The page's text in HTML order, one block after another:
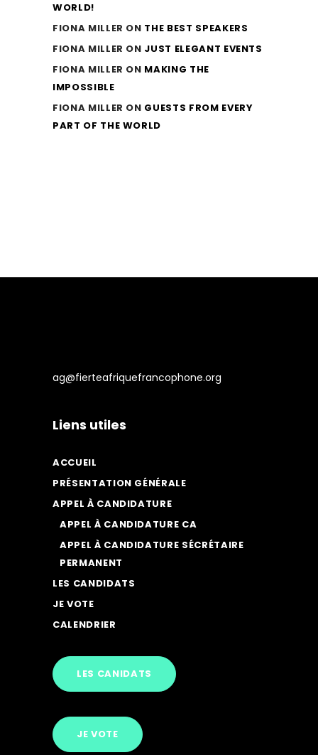
WORLD!
FIONA MILLER ON THE BEST SPEAKERS
FIONA MILLER ON JUST ELEGANT EVENTS
FIONA MILLER ON MAKING THE
IMPOSSIBLE
FIONA MILLER ON GUESTS FROM EVERY
PART OF THE WORLD
ag@fierteafriquefrancophone.org
Liens utiles
ACCUEIL
PRÉSENTATION GÉNÉRALE
APPEL À CANDIDATURE
APPEL À CANDIDATURE CA
APPEL À CANDIDATURE SÉCRÉTAIRE
PERMANENT
LES CANDIDATS
JE VOTE
CALENDRIER
LES CANIDATS
JE VOTE